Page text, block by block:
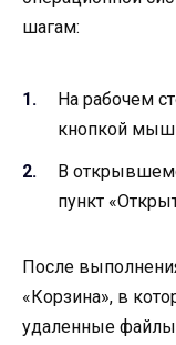
шагам:
На рабочем
кнопкой
В
пункт
После
«Корзина», в
удаленные файлы